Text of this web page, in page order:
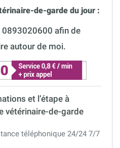
de-garde du jour :
0893020600 afin de
autour de moi.
et l’étape à
vétérinaire-de-garde
téléphonique 24/24 7/7